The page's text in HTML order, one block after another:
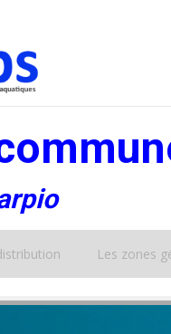
Les zones